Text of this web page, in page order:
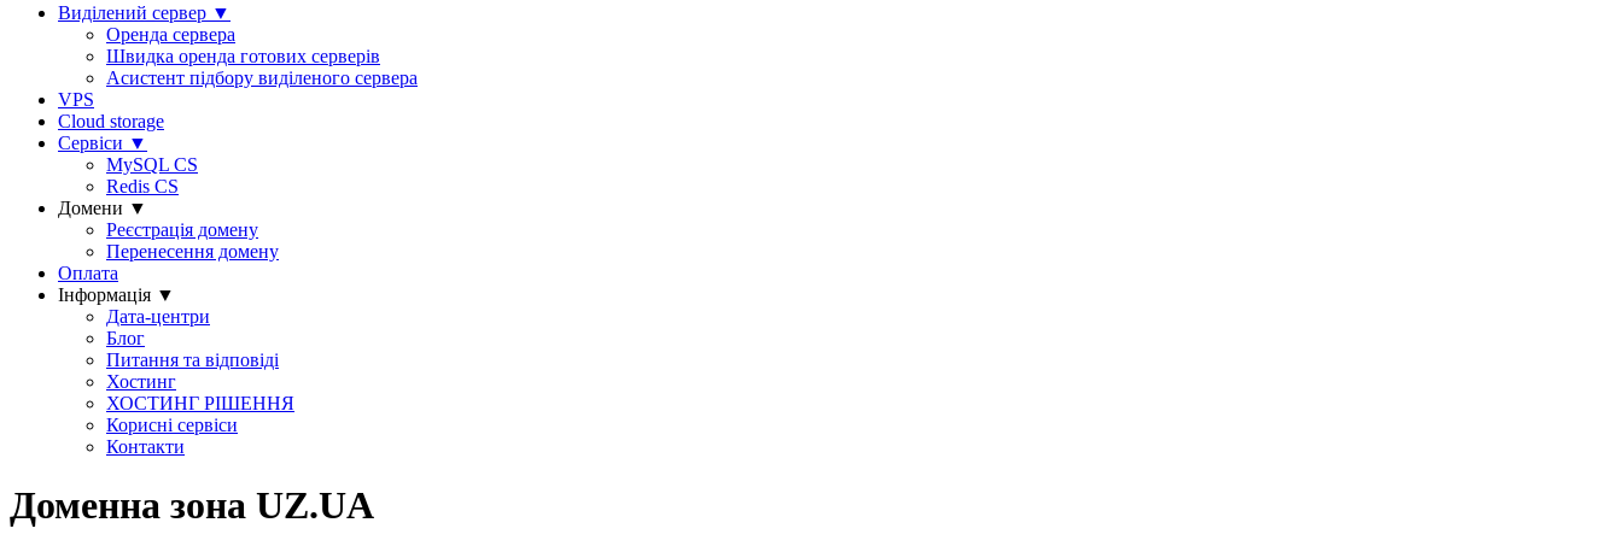
Виділений сервер ▼
Оренда сервера
Швидка оренда готових серверів
Асистент підбору виділеного сервера
VPS
Cloud storage
Сервіси ▼
MySQL CS
Redis CS
Домени ▼
Реєстрація домену
Перенесення домену
Оплата
Інформація ▼
Дата-центри
Блог
Питання та відповіді
Хостинг
ХОСТИНГ РІШЕННЯ
Корисні сервіси
Контакти
Доменна зона UZ.UA